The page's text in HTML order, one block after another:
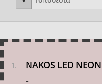
NAKOS LED NEON
-